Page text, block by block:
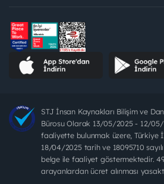
STJ İnsan Kaynakları Bilişim ve
Bürosu Olarak 13/05/2025 - 12/
faaliyette bulunmak üzere, Türkiye
18/04/2025 tarih ve 18095710
belge ile faaliyet göstermektedir.
arayanlardan ücret alınması